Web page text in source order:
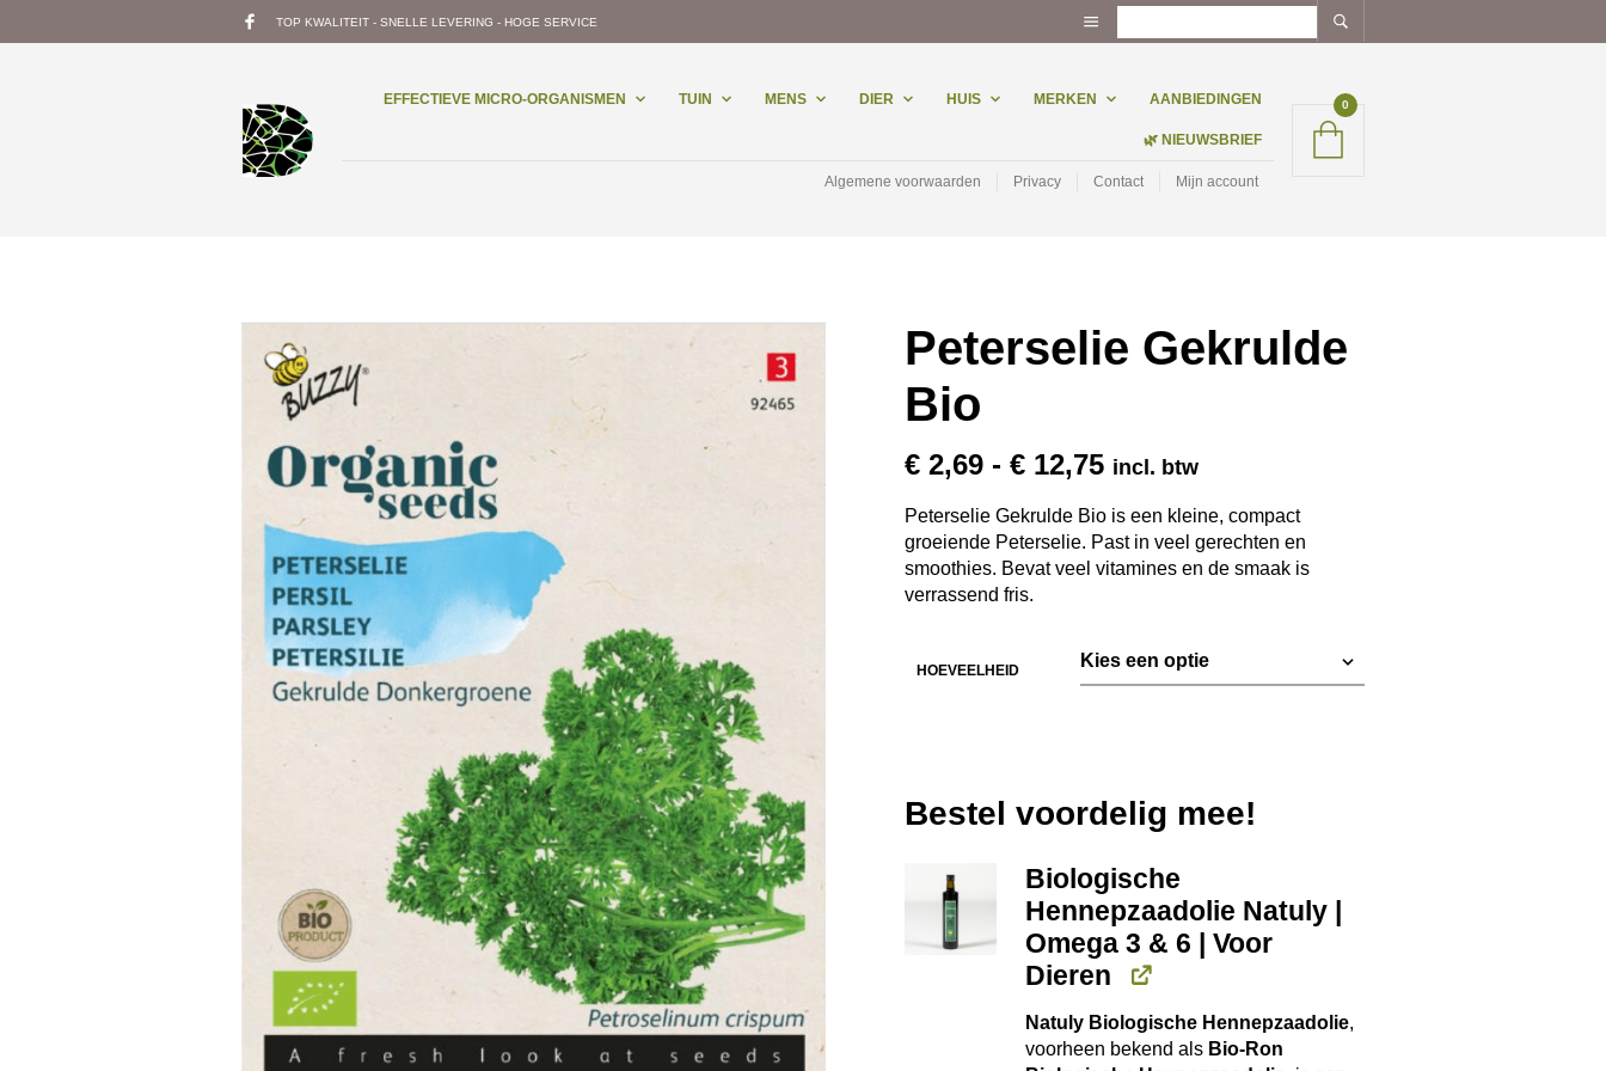
TOP KWALITEIT - SNELLE LEVERING - HOGE SERVICE
EFFECTIEVE MICRO-ORGANISMEN TUIN MENS DIER HUIS MERKEN AANBIEDINGEN
🌿 NIEUWSBRIEF
Algemene voorwaarden Privacy Contact Mijn account
0
Peterselie Gekrulde
Bio
€2,69 - €12,75Prijsklasse:
tot
€ 12,75
incl. btw
Peterselie Gekrulde Bio is een kleine, compact
groeiende Peterselie. Past in veel gerechten en
smoothies. Bevat veel vitamines en de smaak is
verrassend fris.
HOEVEELHEID
Bestel voordelig mee!
Biologische
Hennepzaadolie Natuly |
Omega 3 & 6 | Voor
Dieren
Natuly Biologische Hennepzaadolie,
voorheen bekend als Bio-Ron